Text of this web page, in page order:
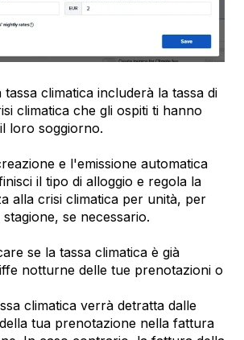
climatica includerà la tassa di
climatica che gli ospiti ti hanno
loro soggiorno.
e l'emissione automatica
il tipo di alloggio e regola la
alla crisi climatica per unità, per
se necessario.
se la tassa climatica è già
notturne delle tue prenotazioni o
climatica verrà detratta dalle
tua prenotazione nella fattura